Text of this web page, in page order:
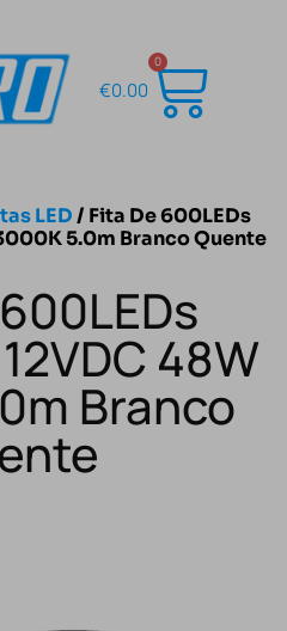
€0.00
0
LED/ Fita De 600LEDs
5.0m Branco Quente
48W
Branco